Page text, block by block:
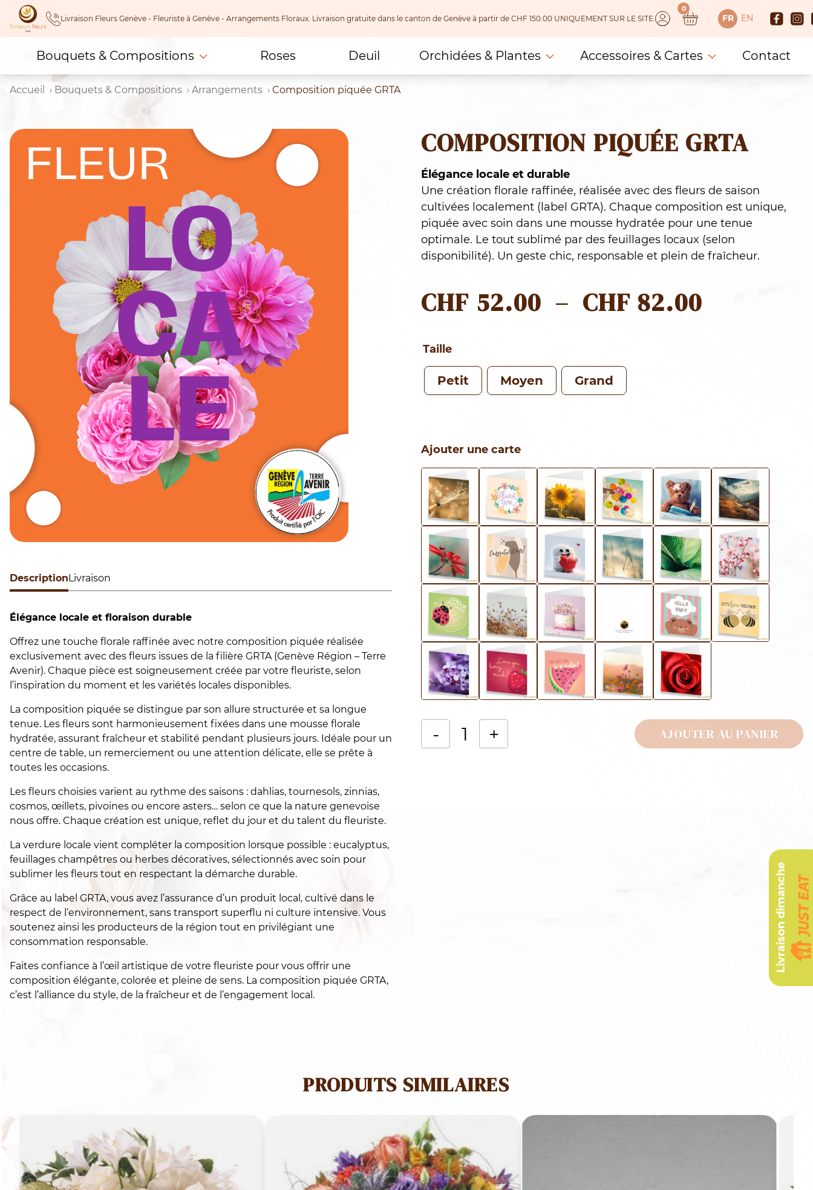
Skip
content
Livraison Fleurs Genève - Fleuriste à Genève - Arrangements Floraux. Livraison gratuite dans le canton de Genève à partir de CHF 150.00 UNIQUEMENT SUR LE SITE.
0
FR EN
Bouquets & Compositions Roses Deuil Orchidées & Plantes Accessoires & Cartes Contact
Accueil Bouquets & Compositions Arrangements Composition piquée GRTA
Description Livraison
Élégance locale et floraison durable
Offrez une touche florale raffinée avec notre composition piquée réalisée
exclusivement avec des fleurs issues de la filière GRTA (Genève Région – Terre
Avenir). Chaque pièce est soigneusement créée par votre fleuriste, selon
l’inspiration du moment et les variétés locales disponibles.
La composition piquée se distingue par son allure structurée et sa longue
tenue. Les fleurs sont harmonieusement fixées dans une mousse florale
hydratée, assurant fraîcheur et stabilité pendant plusieurs jours. Idéale pour un
centre de table, un remerciement ou une attention délicate, elle se prête à
toutes les occasions.
Les fleurs choisies varient au rythme des saisons : dahlias, tournesols, zinnias,
cosmos, œillets, pivoines ou encore asters… selon ce que la nature genevoise
nous offre. Chaque création est unique, reflet du jour et du talent du fleuriste.
La verdure locale vient compléter la composition lorsque possible : eucalyptus,
feuillages champêtres ou herbes décoratives, sélectionnés avec soin pour
sublimer les fleurs tout en respectant la démarche durable.
Grâce au label GRTA, vous avez l’assurance d’un produit local, cultivé dans le
respect de l’environnement, sans transport superflu ni culture intensive. Vous
soutenez ainsi les producteurs de la région tout en privilégiant une
consommation responsable.
Faites confiance à l’œil artistique de votre fleuriste pour vous offrir une
composition élégante, colorée et pleine de sens. La composition piquée GRTA,
c’est l’alliance du style, de la fraîcheur et de l’engagement local.
COMPOSITION PIQUÉE GRTA
Élégance locale et durable
Une création florale raffinée, réalisée avec des fleurs de saison
cultivées localement (label GRTA). Chaque composition est unique,
piquée avec soin dans une mousse hydratée pour une tenue
optimale. Le tout sublimé par des feuillages locaux (selon
disponibilité). Un geste chic, responsable et plein de fraîcheur.
CHF 52.00 – CHF 82.00
Taille
Petit Moyen Grand
Ajouter une carte
- + AJOUTER AU PANIER
PRODUITS SIMILAIRES
Livraison dimanche